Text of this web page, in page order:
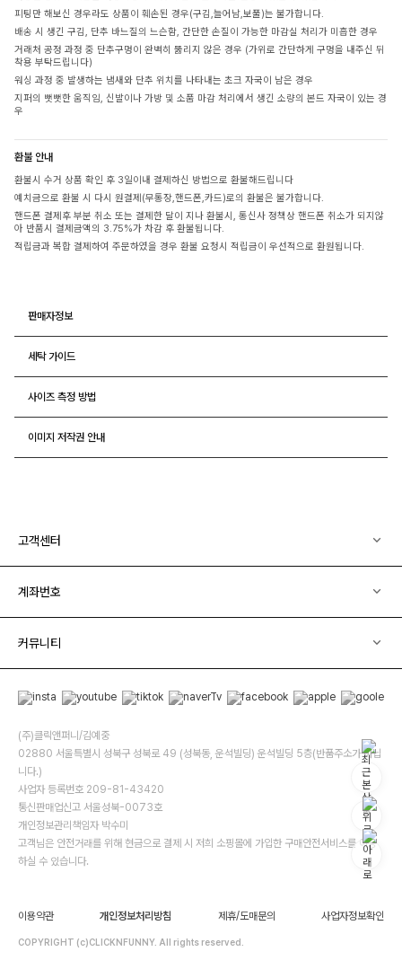
피팅만 해보신 경우라도 상품이 훼손된 경우(구김,늘어남,보풀)는 불가합니다.
배송 시 생긴 구김, 단추 바느질의 느슨함, 간단한 손질이 가능한 마감실 처리가 미흡한 경우
거래처 공정 과정 중 단추구멍이 완벽히 뚫리지 않은 경우 (가위로 간단하게 구멍을 내주신 뒤
착용 부탁드립니다)
워싱 과정 중 발생하는 냄새와 단추 위치를 나타내는 초크 자국이 남은 경우
지퍼의 뻣뻣한 움직임, 신발이나 가방 및 소품 마감 처리에서 생긴 소량의 본드 자국이 있는 경
우
환불 안내
환불시 수거 상품 확인 후 3일이내 결제하신 방법으로 환불해드립니다
예치금으로 환불 시 다시 원결제(무통장,핸드폰,카드)로의 환불은 불가합니다.
핸드폰 결제후 부분 취소 또는 결제한 달이 지나 환불시, 통신사 정책상 핸드폰 취소가 되지않
아 반품시 결제금액의 3.75%가 차감 후 환불됩니다.
적립금과 복합 결제하여 주문하였을 경우 환불 요청시 적립금이 우선적으로 환원됩니다.
판매자정보
세탁 가이드
사이즈 측정 방법
이미지 저작권 안내
고객센터
계좌번호
커뮤니티
(주)클릭앤퍼니/김예중
02880 서울특별시 성북구 성북로 49 (성북동, 운석빌딩) 운석빌딩 5층(반품주소가 아닙
니다.)
사업자 등록번호 209-81-43420
통신판매업신고 서울성북-0073호
개인정보관리책임자 박수미
고객님은 안전거래를 위해 현금으로 결제 시 저희 소핑몰에 가입한 구매안전서비스를 이용
하실 수 있습니다.
이용약관 개인정보처리방침 제휴/도매문의 사업자정보확인
COPYRIGHT (c)CLICKNFUNNY. All rights reserved.